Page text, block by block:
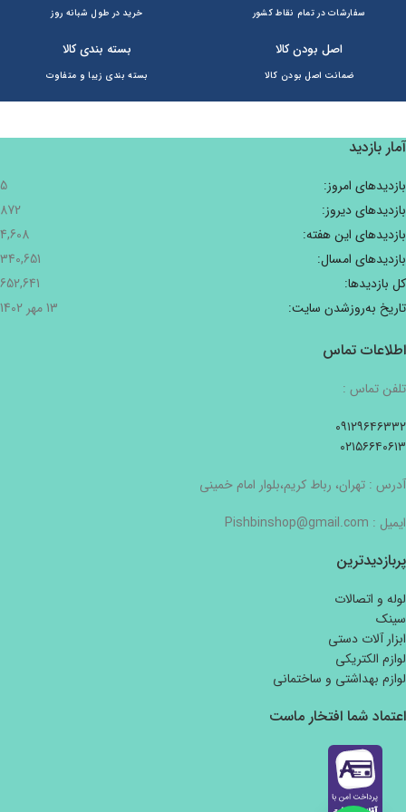
سفارشات در تمام نقاط کشور خرید در طول شبانه روز
اصل بودن کالا
ضمانت اصل بودن کالا
بسته بندی کالا
بسته بندی زیبا و متفاوت
آمار بازدید
بازدیدهای امروز:
5
بازدیدهای دیروز:
872
بازدیدهای این هفته:
4,608
بازدیدهای امسال:
340,651
کل بازدیدها:
652,641
تاریخ به‌روزشدن سایت:
13 مهر 1402
اطلاعات تماس
تلفن تماس :
۰۹۱۲۹۶۴۶۳۳۲
۰۲۱۵۶۶۴۰۶۱۳
آدرس : تهران، رباط کریم،بلوار امام خمینی
ایمیل : Pishbinshop@gmail.com
پربازدیدترین
لوله و اتصالات
سینک
ابزار آلات دستی
لوازم الکتریکی
لوازم بهداشتی و ساختمانی
اعتماد شما افتخار ماست